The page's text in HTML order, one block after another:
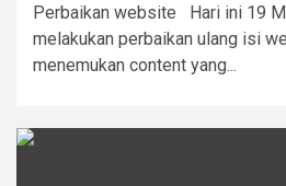
Perbaikan website Hari ini 19
melakukan perbaikan ulang isi
menemukan content yang...